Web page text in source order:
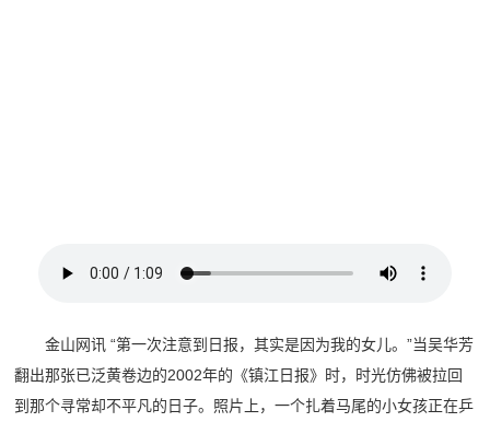
金山网讯 “第一次注意到日报，其实是因为我的女儿。”当吴华芳
翻出那张已泛黄卷边的2002年的《镇江日报》时，时光仿佛被拉回
到那个寻常却不平凡的日子。照片上，一个扎着马尾的小女孩正在乒